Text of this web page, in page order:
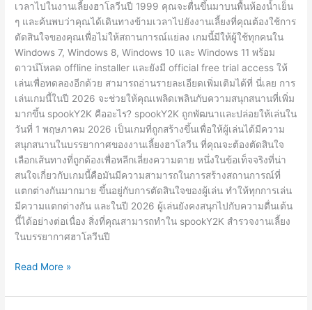
เวลาไปในงานเลี้ยงฮาโลวีนปี 1999 คุณจะตื่นขึ้นมาบนพื้นห้องน้ำเย็น
ๆ และค้นพบว่าคุณได้เดินทางข้ามเวลาไปยังงานเลี้ยงที่คุณต้องใช้การ
ตัดสินใจของคุณเพื่อไม่ให้สถานการณ์แย่ลง เกมนี้มีให้ผู้ใช้ทุกคนใน
Windows 7, Windows 8, Windows 10 และ Windows 11 พร้อม
ดาวน์โหลด offline installer และยังมี official free trial access ให้
เล่นเพื่อทดลองอีกด้วย สามารถอ่านรายละเอียดเพิ่มเติมได้ที่ นี่เลย การ
เล่นเกมนี้ในปี 2026 จะช่วยให้คุณเพลิดเพลินกับความสนุกสนานที่เพิ่ม
มากขึ้น spookY2K คืออะไร? spookY2K ถูกพัฒนาและปล่อยให้เล่นใน
วันที่ 1 พฤษภาคม 2026 เป็นเกมที่ถูกสร้างขึ้นเพื่อให้ผู้เล่นได้มีความ
สนุกสนานในบรรยากาศของงานเลี้ยงฮาโลวีน ที่คุณจะต้องตัดสินใจ
เลือกเส้นทางที่ถูกต้องเพื่อหลีกเลี่ยงความตาย หนึ่งในข้อเท็จจริงที่น่า
สนใจเกี่ยวกับเกมนี้คือมันมีความสามารถในการสร้างสถานการณ์ที่
แตกต่างกันมากมาย ขึ้นอยู่กับการตัดสินใจของผู้เล่น ทำให้ทุกการเล่น
มีความแตกต่างกัน และในปี 2026 ผู้เล่นยังคงสนุกไปกับความตื่นเต้น
นี้ได้อย่างต่อเนื่อง สิ่งที่คุณสามารถทำใน spookY2K สำรวจงานเลี้ยง
ในบรรยากาศฮาโลวีนปี
spookY2K
23057219
Read More »